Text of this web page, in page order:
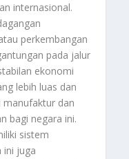
internasional.
perkembangan
pada jalur
ekonomi
lebih luas dan
manufaktur dan
bagi negara ini.
sistem
ini juga